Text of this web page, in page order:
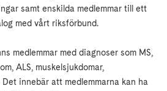
samt enskilda medlemmar till ett
med vårt riksförbund.
medlemmar med diagnoser som MS,
ALS, muskelsjukdomar,
innebär att medlemmarna kan ha